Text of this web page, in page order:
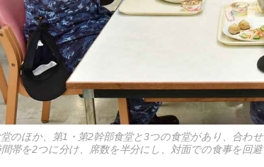
のほか、第1・第2幹部食堂と3つの食堂があり、合わ
帯を2つに分け、席数を半分にし、対面での食事を回